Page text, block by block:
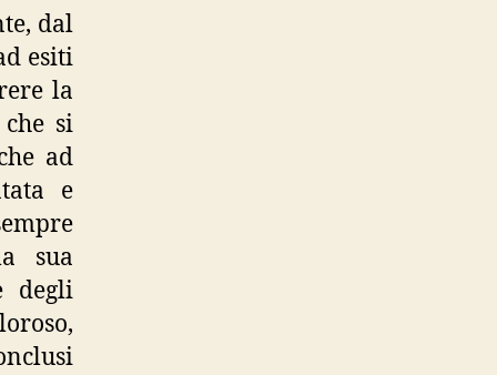
dal
esiti
la
si
ad
e
sua
degli